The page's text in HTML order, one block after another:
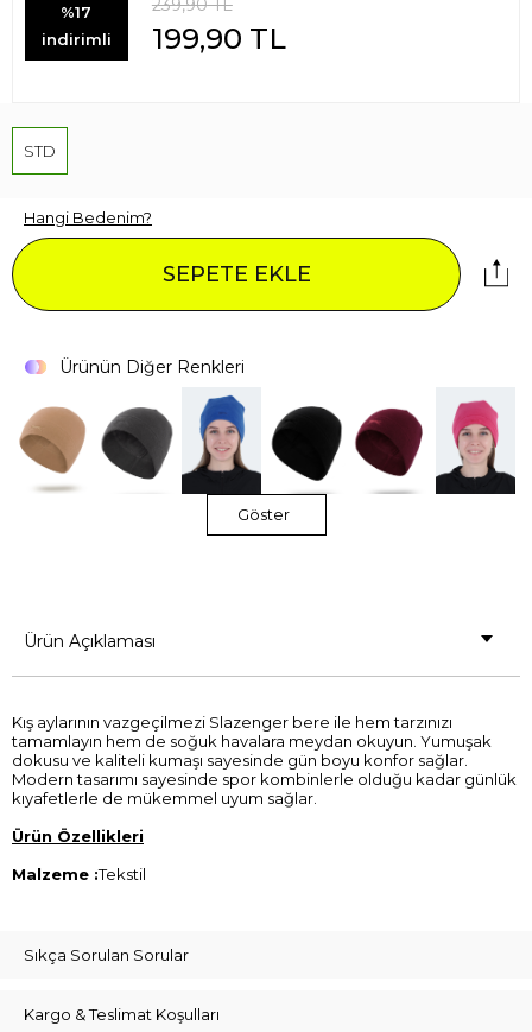
%17
indirimli
199,90 TL
STD
Hangi Bedenim?
SEPETE EKLE
Ürünün Diğer Renkleri
Göster
Ürün Açıklaması
Kış aylarının vazgeçilmezi Slazenger bere ile hem tarzınızı
tamamlayın hem de soğuk havalara meydan okuyun. Yumuşak
dokusu ve kaliteli kumaşı sayesinde gün boyu konfor sağlar.
Modern tasarımı sayesinde spor kombinlerle olduğu kadar günlük
kıyafetlerle de mükemmel uyum sağlar.
Ürün Özellikleri
Malzeme :Tekstil
Sıkça Sorulan Sorular
Kargo & Teslimat Koşulları